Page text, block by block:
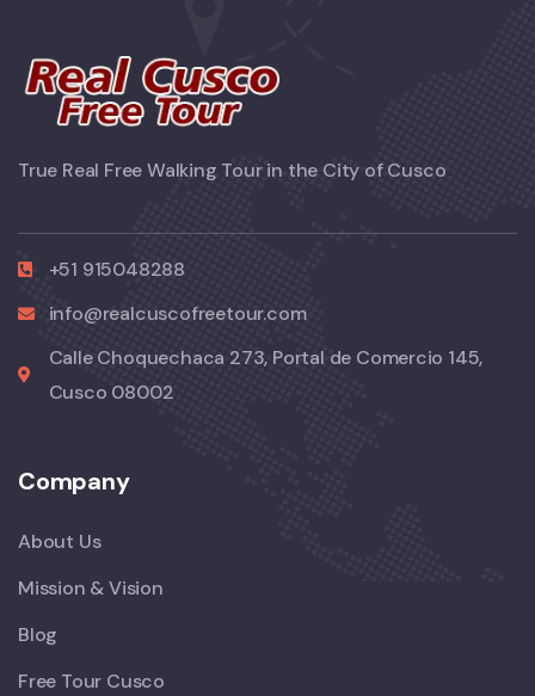
True Real Free Walking Tour in the City of Cusco
+51 915048288
info@realcuscofreetour.com
Calle Choquechaca 273, Portal de Comercio 145,
Cusco 08002
Company
About Us
Mission & Vision
Blog
Free Tour Cusco